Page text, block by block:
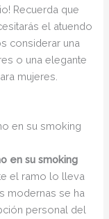
Recuerda que
el atuendo
considerar una
o una elegante
mujeres.
en su smoking
en su smoking
el ramo lo lleva
modernas se ha
personal del